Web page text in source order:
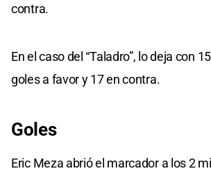
contra.
En el caso del “Taladro”, lo deja con
goles a favor y 17 en contra.
Goles
Eric Meza abrió el marcador a los 2